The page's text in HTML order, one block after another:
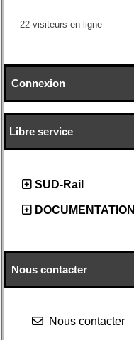
22 visiteurs en ligne
Connexion
Libre service
SUD-Rail
DOCUMENTATION
Nous contacter
Nous contacter